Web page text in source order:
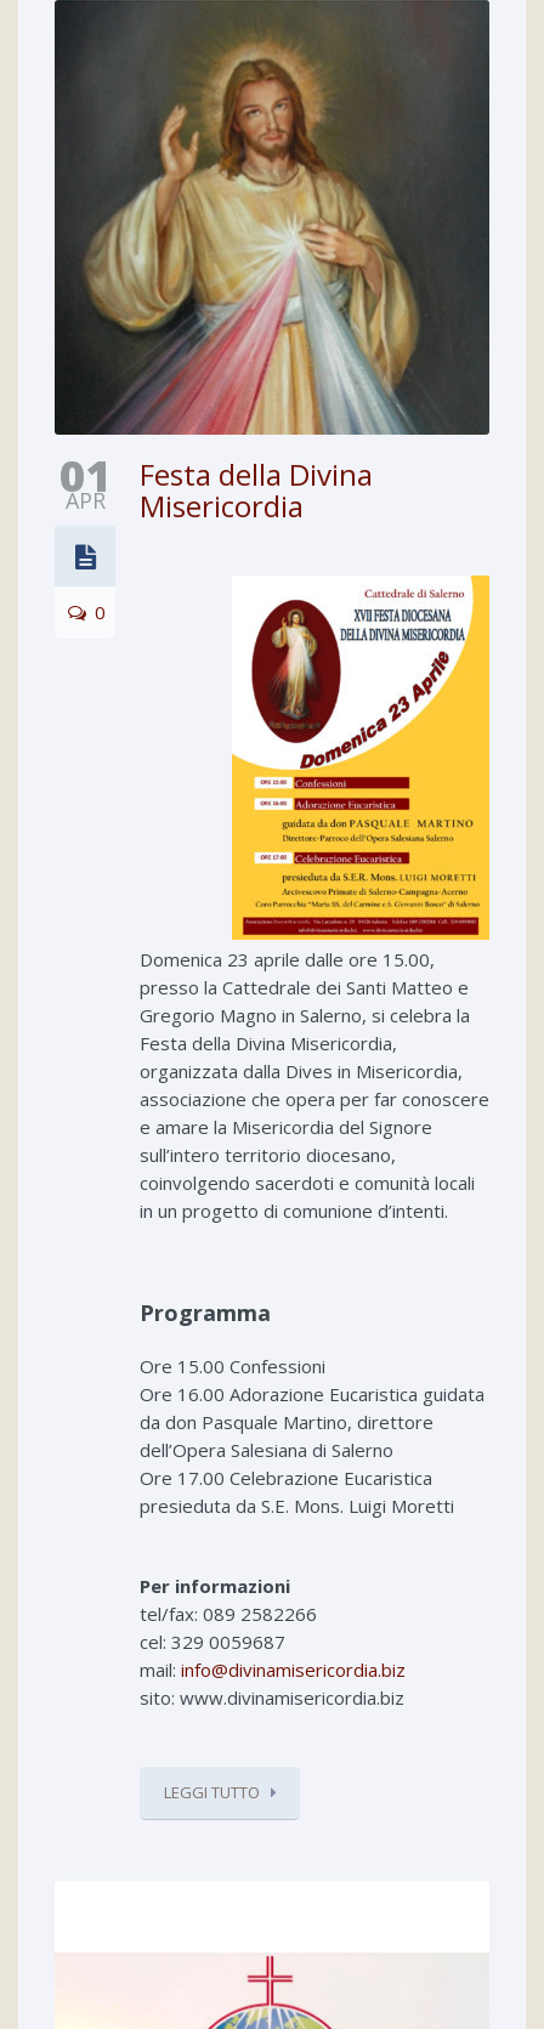
01
APR
0
Festa della Divina
Misericordia
Domenica 23 aprile dalle ore 15.00,
presso la Cattedrale dei Santi Matteo e
Gregorio Magno in Salerno, si celebra la
Festa della Divina Misericordia,
organizzata dalla Dives in Misericordia,
associazione che opera per far conoscere
e amare la Misericordia del Signore
sull’intero territorio diocesano,
coinvolgendo sacerdoti e comunità locali
in un progetto di comunione d’intenti.
Programma
Ore 15.00 Confessioni
Ore 16.00 Adorazione Eucaristica guidata
da don Pasquale Martino, direttore
dell’Opera Salesiana di Salerno
Ore 17.00 Celebrazione Eucaristica
presieduta da S.E. Mons. Luigi Moretti
Per informazioni
tel/fax: 089 2582266
cel: 329 0059687
mail: info@divinamisericordia.biz
sito: www.divinamisericordia.biz
LEGGI TUTTO